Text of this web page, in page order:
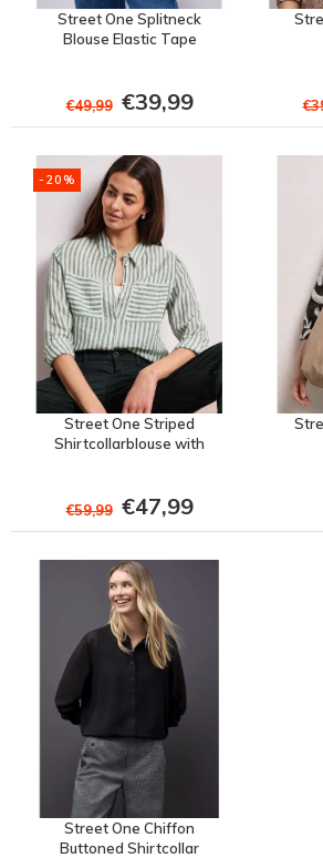
Street One Splitneck
Blouse Elastic Tape
€49,99 €39,99
-20%
Street One Striped
Shirtcollarblouse with
€59,99 €47,99
Street One Chiffon
Buttoned Shirtcollar